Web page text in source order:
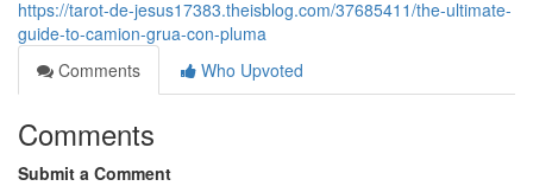
https://tarot-de-jesus17383.theisblog.com/37685411/the-ultimate-
guide-to-camion-grua-con-pluma
Comments
Who Upvoted
Comments
Submit a Comment